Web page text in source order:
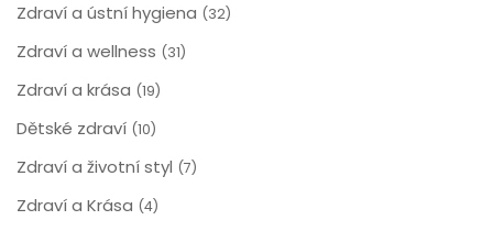
Zdraví a ústní hygiena (32)
Zdraví a wellness (31)
Zdraví a krása (19)
Dětské zdraví (10)
Zdraví a životní styl (7)
Zdraví a Krása (4)